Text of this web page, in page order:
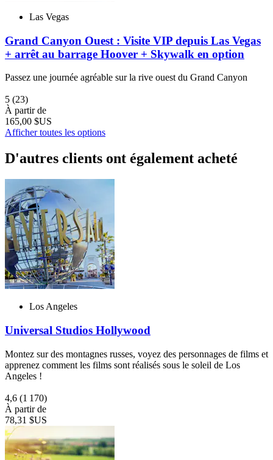
Las Vegas
Grand Canyon Ouest : Visite VIP depuis Las Vegas
+ arrêt au barrage Hoover + Skywalk en option
Passez une journée agréable sur la rive ouest du Grand Canyon
5 (23)
À partir de
165,00 $US
Afficher toutes les options
D'autres clients ont également acheté
Los Angeles
Universal Studios Hollywood
Montez sur des montagnes russes, voyez des personnages de films et
apprenez comment les films sont réalisés sous le soleil de Los
Angeles !
4,6 (1 170)
À partir de
78,31 $US